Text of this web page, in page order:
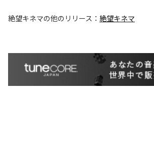
絶望キネマの他のリリース： 絶望キネマ